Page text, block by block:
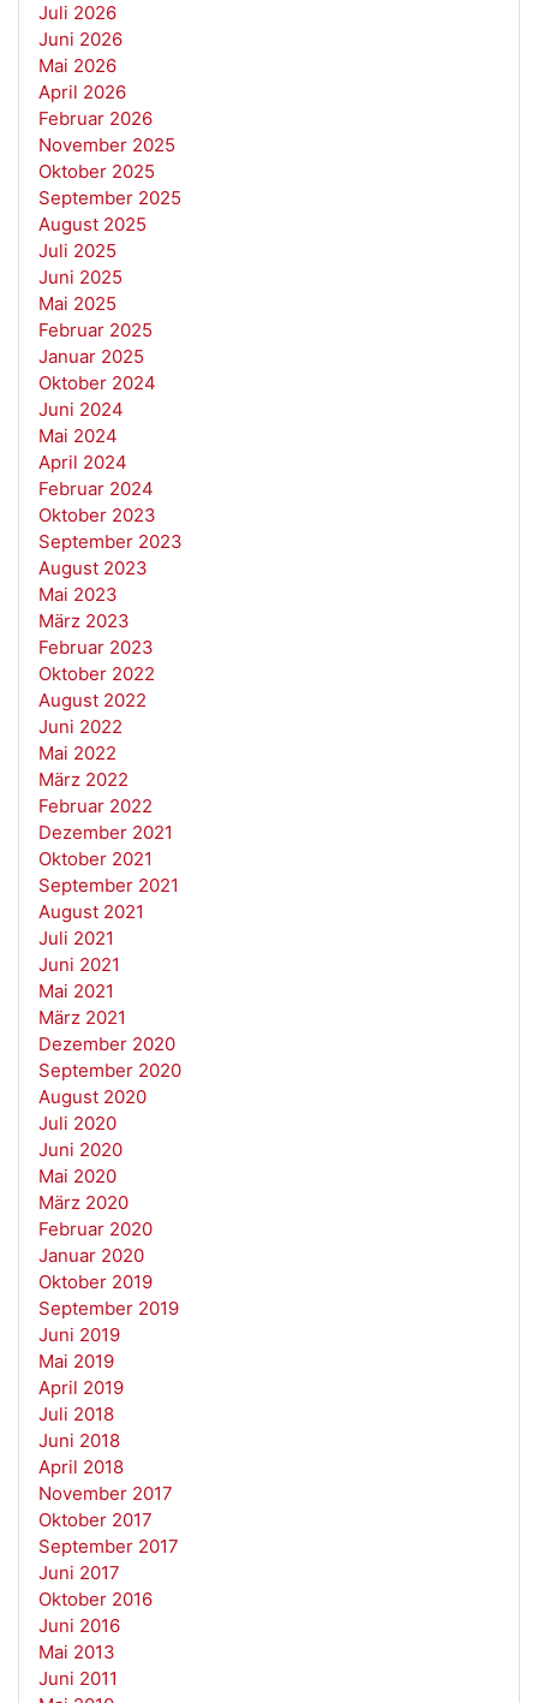
Juli 2026
Juni 2026
Mai 2026
April 2026
Februar 2026
November 2025
Oktober 2025
September 2025
August 2025
Juli 2025
Juni 2025
Mai 2025
Februar 2025
Januar 2025
Oktober 2024
Juni 2024
Mai 2024
April 2024
Februar 2024
Oktober 2023
September 2023
August 2023
Mai 2023
März 2023
Februar 2023
Oktober 2022
August 2022
Juni 2022
Mai 2022
März 2022
Februar 2022
Dezember 2021
Oktober 2021
September 2021
August 2021
Juli 2021
Juni 2021
Mai 2021
März 2021
Dezember 2020
September 2020
August 2020
Juli 2020
Juni 2020
Mai 2020
März 2020
Februar 2020
Januar 2020
Oktober 2019
September 2019
Juni 2019
Mai 2019
April 2019
Juli 2018
Juni 2018
April 2018
November 2017
Oktober 2017
September 2017
Juni 2017
Oktober 2016
Juni 2016
Mai 2013
Juni 2011